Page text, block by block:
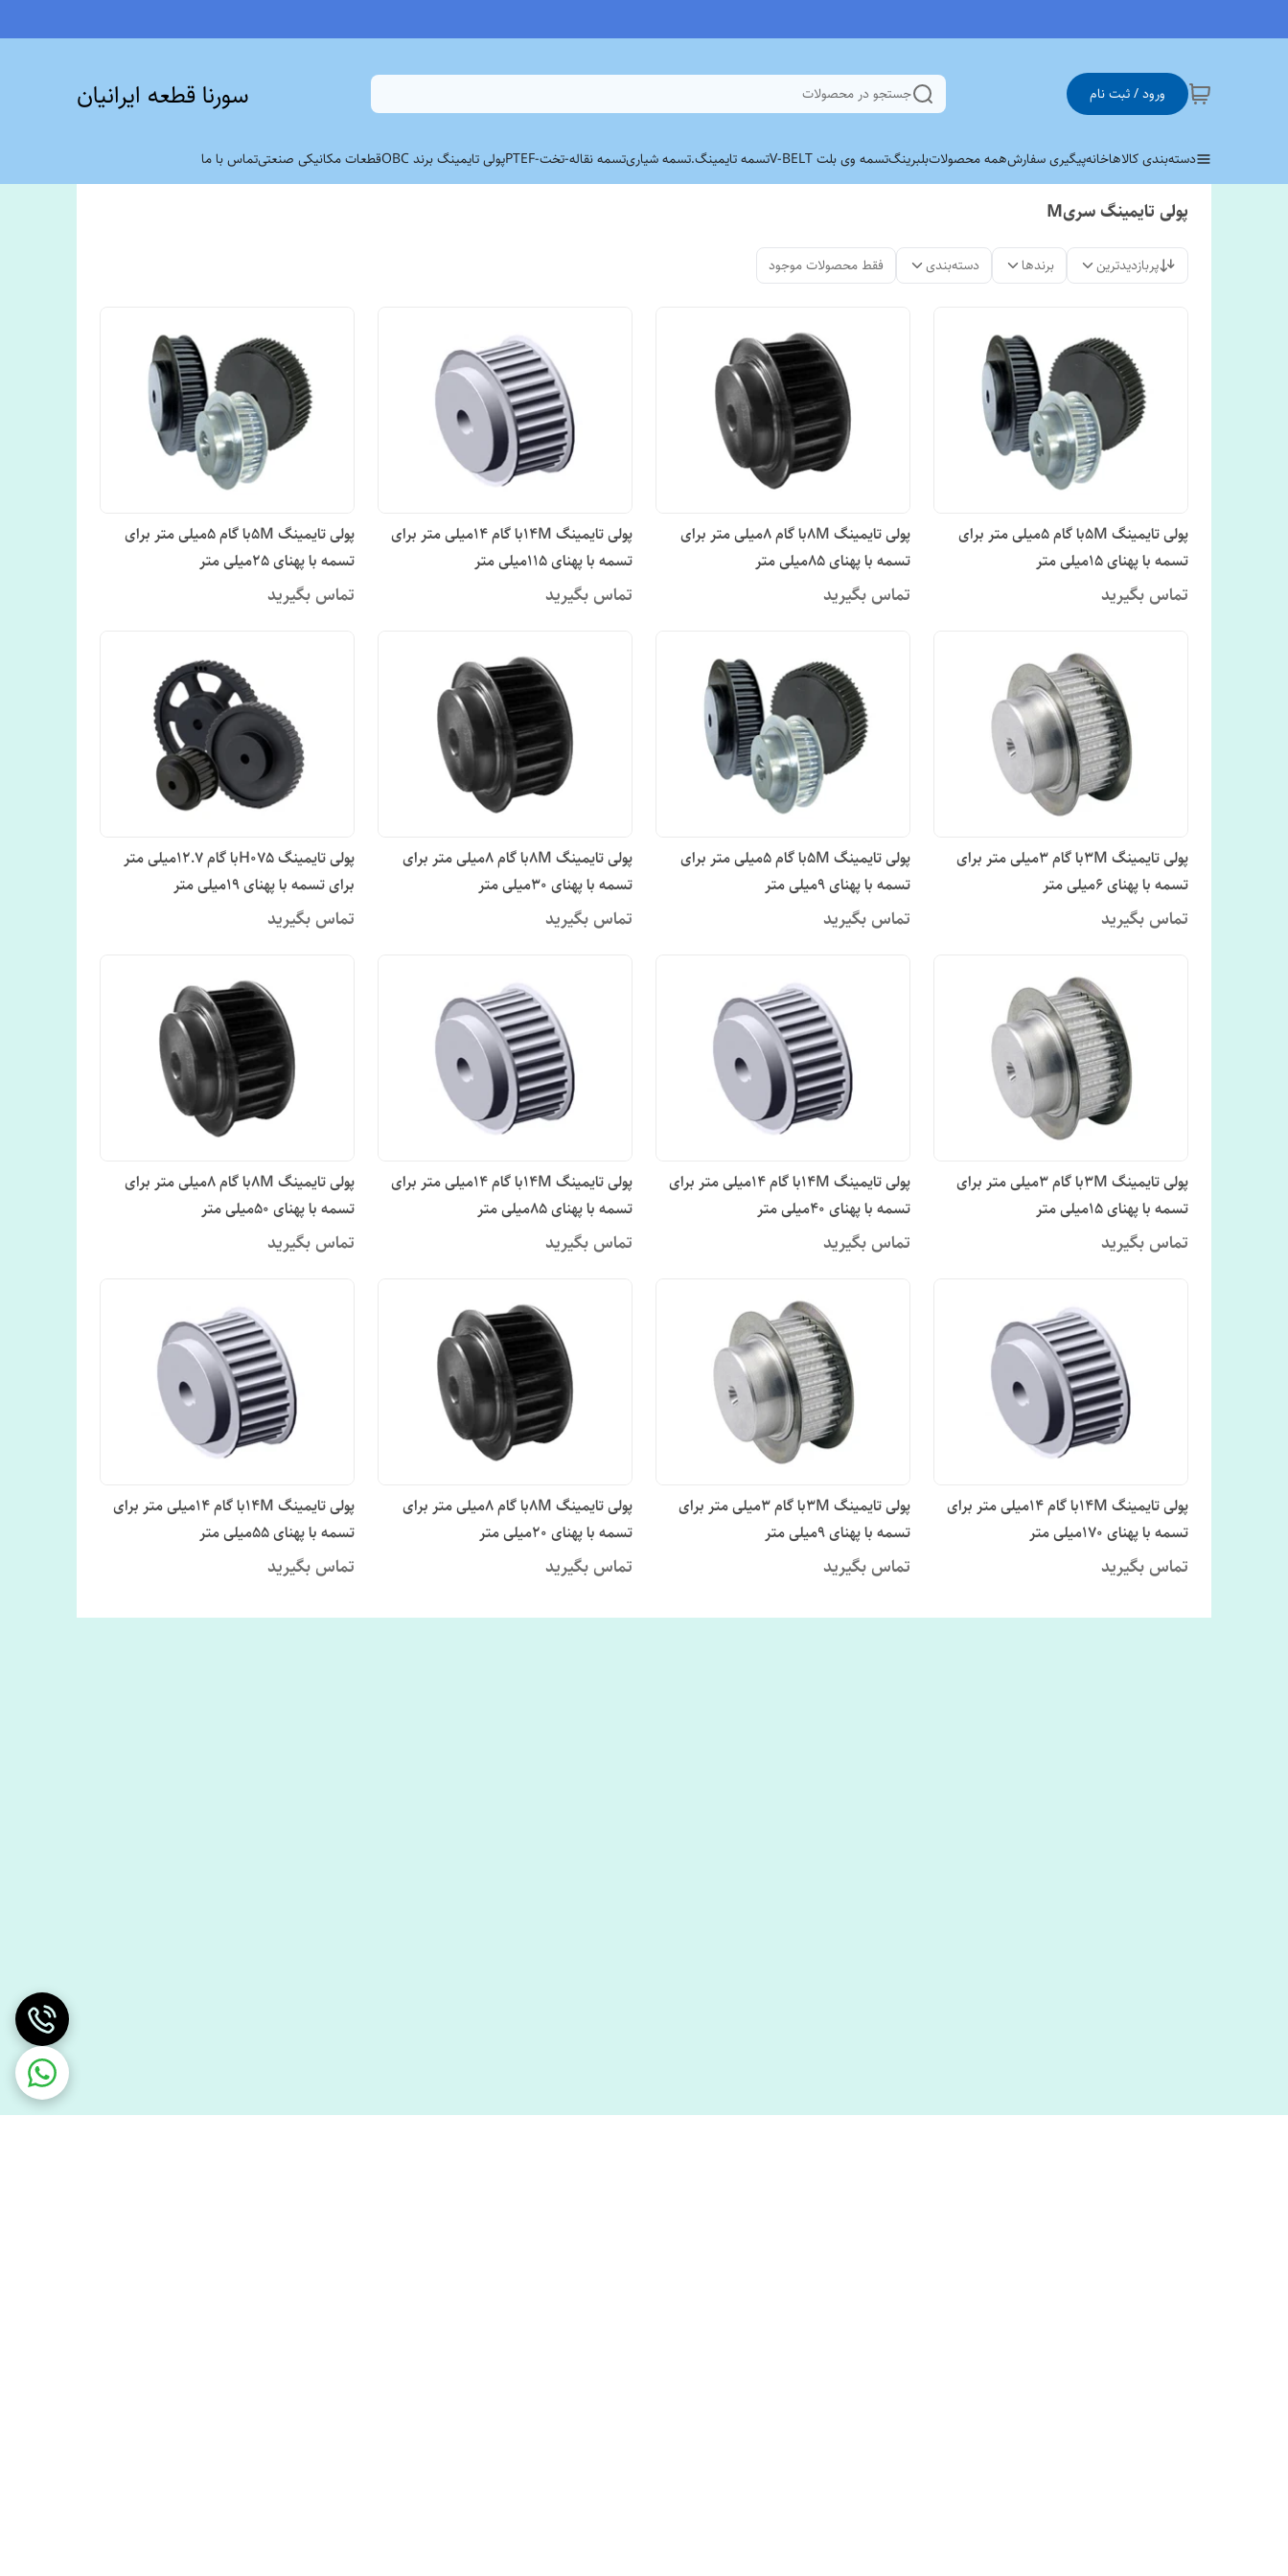
ورود / ثبت نام جستجو در محصولات سورنا قطعه ایرانیان
دسته‌بندی کالاهاخانهپیگیری سفارشهمه محصولاتبلبرینگتسمه وی بلت V-BELT تسمه تایمینگ.تسمه شیاریتسمه نقاله-تخت-PTEF پولی تایمینگ برند OBC قطعات مکانیکی صنعتیتماس با ما
پولی تایمینگ سریM
پربازدیدترین برندها دسته‌بندی فقط محصولات موجود
پولی تایمینگ 5Mبا گام 5میلی متر برای
تسمه با پهنای 15میلی متر
تماس بگیرید
پولی تایمینگ 8Mبا گام 8میلی متر برای
تسمه با پهنای 85میلی متر
تماس بگیرید
پولی تایمینگ 14Mبا گام 14میلی متر برای
تسمه با پهنای 115میلی متر
تماس بگیرید
پولی تایمینگ 5Mبا گام 5میلی متر برای
تسمه با پهنای 25میلی متر
تماس بگیرید
پولی تایمینگ 3Mبا گام 3میلی متر برای
تسمه با پهنای 6میلی متر
تماس بگیرید
پولی تایمینگ 5Mبا گام 5میلی متر برای
تسمه با پهنای 9میلی متر
تماس بگیرید
پولی تایمینگ 8Mبا گام 8میلی متر برای
تسمه با پهنای 30میلی متر
تماس بگیرید
پولی تایمینگ H075با گام 12.7میلی متر
برای تسمه با پهنای 19میلی متر
تماس بگیرید
پولی تایمینگ 3Mبا گام 3میلی متر برای
تسمه با پهنای 15میلی متر
تماس بگیرید
پولی تایمینگ 14Mبا گام 14میلی متر برای
تسمه با پهنای 40میلی متر
تماس بگیرید
پولی تایمینگ 14Mبا گام 14میلی متر برای
تسمه با پهنای 85میلی متر
تماس بگیرید
پولی تایمینگ 8Mبا گام 8میلی متر برای
تسمه با پهنای 50میلی متر
تماس بگیرید
پولی تایمینگ 14Mبا گام 14میلی متر برای
تسمه با پهنای 170میلی متر
تماس بگیرید
پولی تایمینگ 3Mبا گام 3میلی متر برای
تسمه با پهنای 9میلی متر
تماس بگیرید
پولی تایمینگ 8Mبا گام 8میلی متر برای
تسمه با پهنای 20میلی متر
تماس بگیرید
پولی تایمینگ 14Mبا گام 14میلی متر برای
تسمه با پهنای 55میلی متر
تماس بگیرید